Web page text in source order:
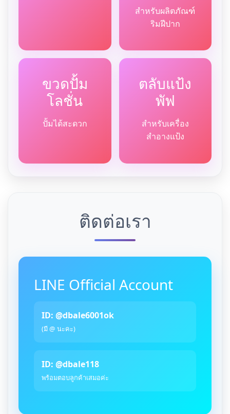
สำหรับผลิตภัณฑ์
ริมฝีปาก
ขวดปั้ม
โลชั่น
ปั้มได้สะดวก
ตลับแป้ง
พัฟ
สำหรับเครื่อง
สำอางแป้ง
ติดต่อเรา
LINE Official Account
ID: @dbale6001ok
(มี @ นะคะ)
ID: @dbale118
พร้อมตอบลูกค้าเสมอค่ะ